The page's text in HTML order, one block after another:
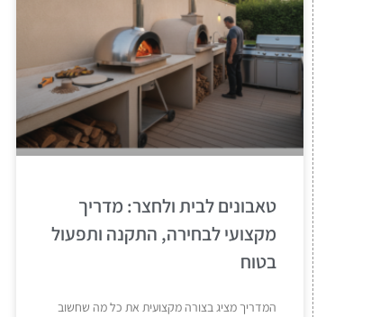
טאבונים לבית ולחצר: מדריך
מקצועי לבחירה, התקנה ותפעול
בטוח
המדריך מציג בצורה מקצועית את כל מה שחשוב